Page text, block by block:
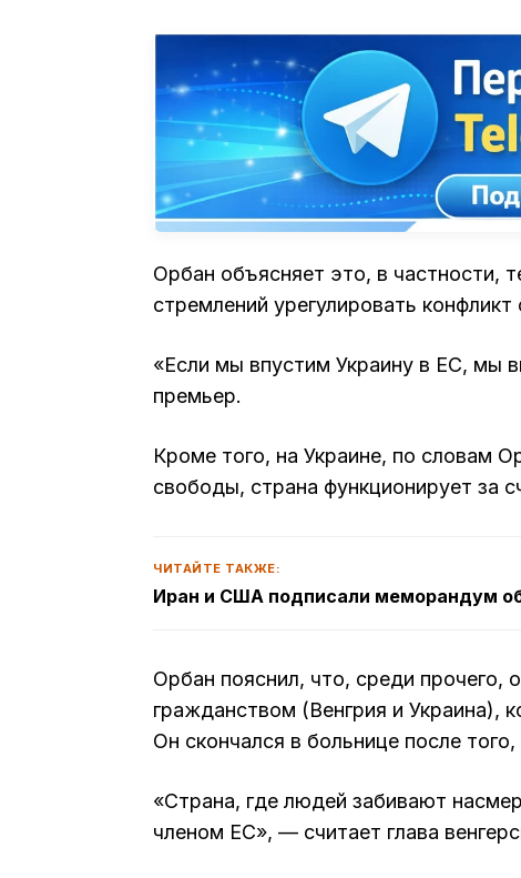
Орбан объясняет это, в частности,
стремлений урегулировать
«Если мы впустим Украину в ЕС, мы
премьер.
Кроме того, на Украине, по словам
свободы, страна функционирует за
ЧИТАЙТЕ ТАКЖЕ:
Иран и США подписали меморандум
Орбан пояснил, что, среди прочего,
гражданством (Венгрия и Украина),
Он скончался в больнице после того,
«Страна, где людей забивают
членом ЕС», — считает глава